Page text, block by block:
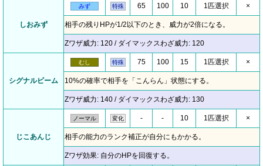
しおみず
みず 特殊 65 100 10 1匹選択 ×
相手の残りHPが1/2以下のとき、威力が2倍になる。
Zワザ威力: 120 / ダイマックスわざ威力: 120
シグナルビーム
むし 特殊 75 100 15 1匹選択 ×
10%の確率で相手を「こんらん」状態にする。
Zワザ威力: 140 / ダイマックスわざ威力: 130
じこあんじ
ノーマル 変化 - - 10 1匹選択 ×
相手の能力のランク補正が自分にもかかる。
Zワザ効果: 自分のHPを回復する。